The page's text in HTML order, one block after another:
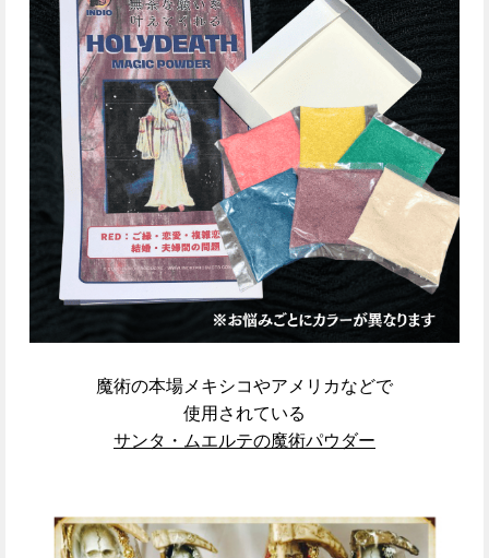
魔術の本場メキシコやアメリカなどで
使用されている
サンタ・ムエルテの魔術パウダー